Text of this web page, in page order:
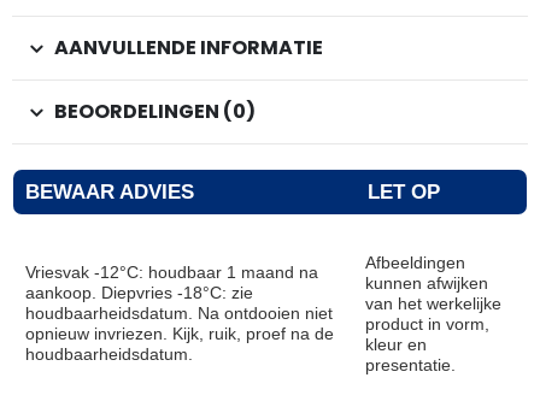
AANVULLENDE INFORMATIE
BEOORDELINGEN (0)
BEWAAR ADVIES LET OP
Vriesvak -12°C: houdbaar 1 maand na
aankoop. Diepvries -18°C: zie
houdbaarheidsdatum. Na ontdooien niet
opnieuw invriezen. Kijk, ruik, proef na de
houdbaarheidsdatum.
Afbeeldingen
kunnen afwijken
van het werkelijke
product in vorm,
kleur en
presentatie.